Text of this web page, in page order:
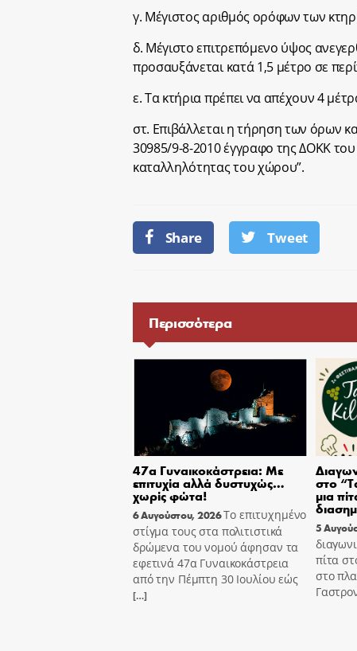
γ. Μέγιστος αριθμός ορόφων των
δ. Μέγιστο επιτρεπόμενο ύψος
προσαυξάνεται κατά 1,5 μέτρο σε
ε. Τα κτήρια πρέπει να απέχουν 4
στ. Επιβάλλεται η τήρηση των όρων
30985/9-8-2010 έγγραφο της ΔΟΚΚ του
καταλληλότητας του χώρου”.
Share Tweet
Περισσότερα
47α Γυναικοκάστρεια: Με
επιτυχία αλλά δυστυχώς…
χωρίς φώτα!
6 Αυγούστου, 2026Το επιτυχημένο
στίγμα τους στα πολιτιστικά
δρώμενα του νομού άφησαν τα
εφετινά 47α Γυναικοκάστρεια
από την Πέμπτη 30 Ιουλίου εώς
[…]
στο
μια
5
πίτα
στο